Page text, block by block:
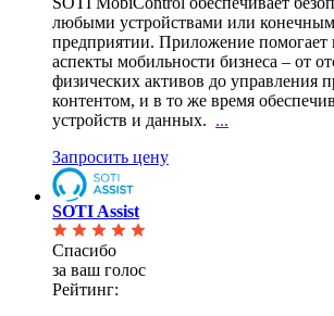
любыми устройствами или
предприятии. Приложение помогает
аспекты мобильности бизнеса – от
физических активов до управления
контентом, и в то же время
устройств и данных. ...
Запросить цену
SOTI Assist
Спасибо
за ваш голос
Рейтинг: